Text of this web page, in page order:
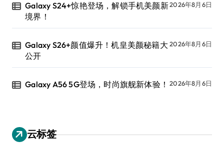
Galaxy S24+惊艳登场，解锁手机美颜新
境界！
2026年8月6日
Galaxy S26+颜值爆升！机皇美颜秘籍大
公开
2026年8月6日
Galaxy A56 5G登场，时尚旗舰新体验！ 2026年8月6日
云标签